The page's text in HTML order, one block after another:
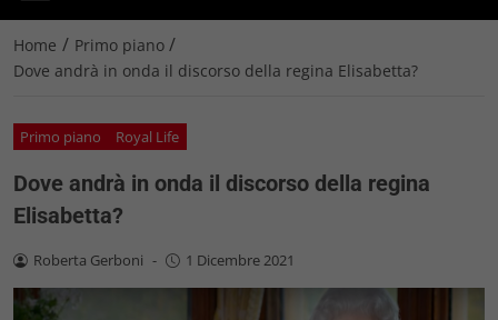
Home / Primo piano /
Dove andrà in onda il discorso della regina Elisabetta?
Primo piano Royal Life
Dove andrà in onda il discorso della regina
Elisabetta?
Roberta Gerboni - 1 Dicembre 2021